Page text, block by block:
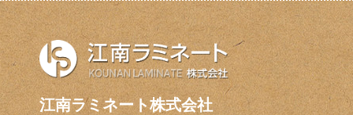
江南ラミネート株式会社